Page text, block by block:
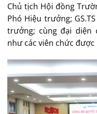
Chủ tịch Hội đồng
Phó Hiệu trưởng;
trưởng; cùng đại diện
như các viên chức